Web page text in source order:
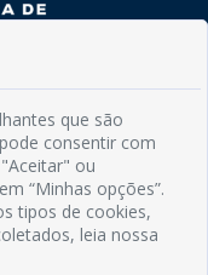
às 13h
que são
consentir com
ou
“Minhas opções”.
tipos de cookies,
leia nossa